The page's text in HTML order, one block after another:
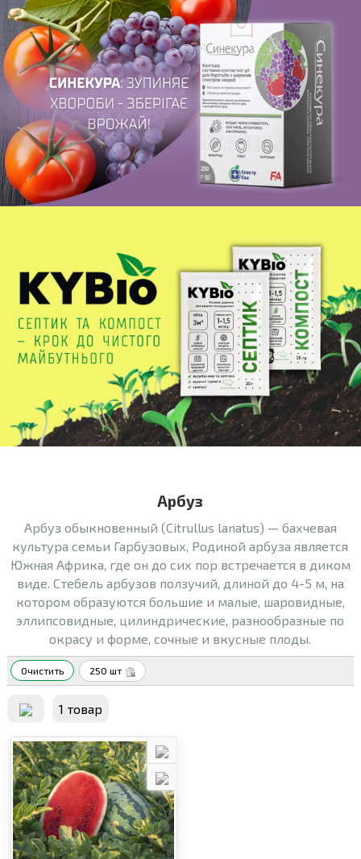
Арбуз
Арбуз обыкновенный (Citrullus lanаtus) — бахчевая
культура семьи Гарбузовых, Родиной арбуза является
Южная Африка, где он до сих пор встречается в диком
виде. Стебель арбузов ползучий, длиной до 4-5 м, на
котором образуются большие и малые, шаровидные,
эллипсовидные, цилиндрические, разнообразные по
окрасу и форме, сочные и вкусные плоды.
Очистить 250 шт
1 товар